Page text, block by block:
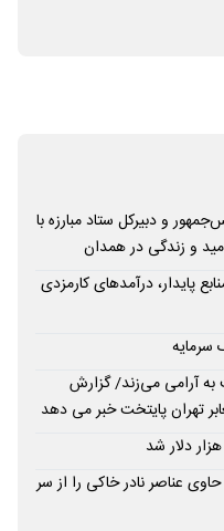
و دبیرکل ستاد مبارزه با
و زندگی در همدان
پایدار، درآمدهای کارمزدی
سرمایه
به آرامی می‌زند/ گزارش
تهران پایتخت خبر می دهد
عناصر نادر خاکی را از سر